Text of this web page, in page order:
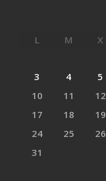
L M X
3
4 5
10
11 12
17
18 19
24
25 26
31